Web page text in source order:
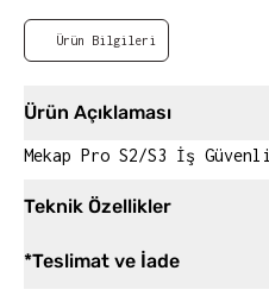
Ürün Bilgileri
Ürün Açıklaması
Mekap Pro S2/S3 İş
Teknik Özellikler
*Teslimat ve İade